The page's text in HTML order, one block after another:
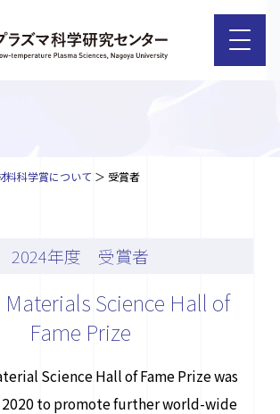
料科学賞について 受賞者
2024年度 受賞者
Science Hall of
Fame Prize
Science Hall of Fame Prize was
to promote further world-wide